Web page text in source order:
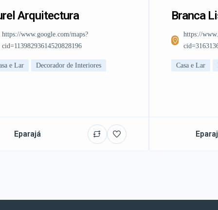
Arquitectura
https://www.google.com/maps?
cid=11398293614520828196
e Lar Decorador de Interiores
Eparajá
Branca
https://
Casa e Lar